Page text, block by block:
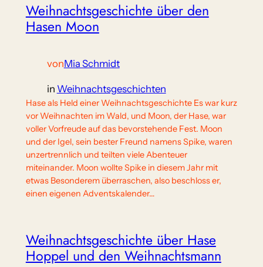
Weihnachtsgeschichte über den
Hasen Moon
vonMia Schmidt
in Weihnachtsgeschichten
Hase als Held einer Weihnachtsgeschichte Es war kurz
vor Weihnachten im Wald, und Moon, der Hase, war
voller Vorfreude auf das bevorstehende Fest. Moon
und der Igel, sein bester Freund namens Spike, waren
unzertrennlich und teilten viele Abenteuer
miteinander. Moon wollte Spike in diesem Jahr mit
etwas Besonderem überraschen, also beschloss er,
einen eigenen Adventskalender…
Weihnachtsgeschichte über Hase
Hoppel und den Weihnachtsmann